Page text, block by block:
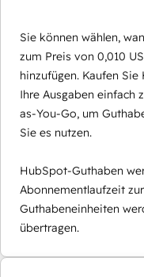
Sie können wählen,
zum Preis von 0,010
hinzufügen. Kaufen
Ihre Ausgaben einfach
as-You-Go, um
Sie es nutzen.
HubSpot-Guthaben
Abonnementlaufzeit
Guthabeneinheiten
übertragen.